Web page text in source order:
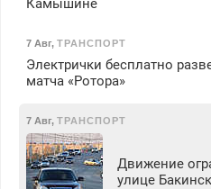
Камышине
7 Авг, ТРАНСПОРТ
Электрички бесплатно
матча «Ротора»
7 Авг, ТРАНСПОРТ
Движение
улице